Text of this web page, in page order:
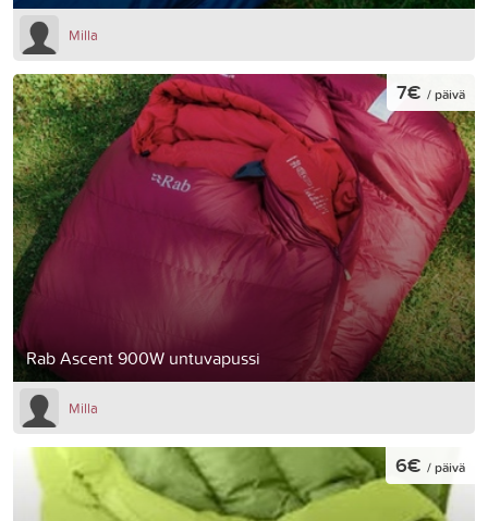
Milla
Rab Ascent 900W untuvapussi
7€ / päivä
Milla
6€ / päivä